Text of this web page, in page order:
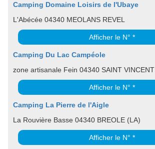
Camping Domaine Loisirs de l'Ubaye
L'Abécée 04340 MEOLANS REVEL
Afficher le N° *
Camping Du Lac Campéole
zone artisanale Fein 04340 SAINT
Afficher le N° *
Camping La Pierre de l'Aigle
La Rouvière Basse 04340 BREOLE (LA)
Afficher le N° *